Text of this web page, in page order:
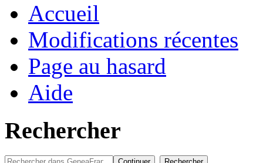
Accueil
Modifications récentes
Page au hasard
Aide
Rechercher